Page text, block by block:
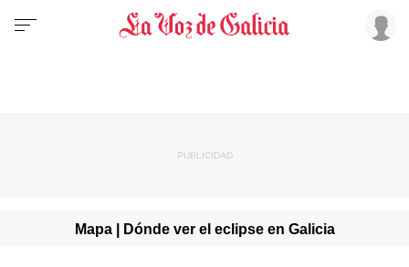
Mapa | Dónde ver el eclipse en Galicia